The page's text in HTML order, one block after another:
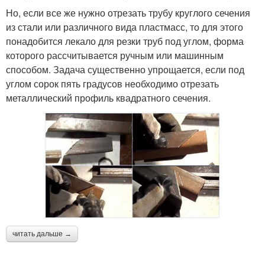
Но, если все же нужно отрезать трубу круглого сечения
из стали или различного вида пластмасс, то для этого
понадобится лекало для резки труб под углом, форма
которого рассчитывается ручным или машинным
способом. Задача существенно упрощается, если под
углом сорок пять градусов необходимо отрезать
металлический профиль квадратного сечения.
читать дальше →